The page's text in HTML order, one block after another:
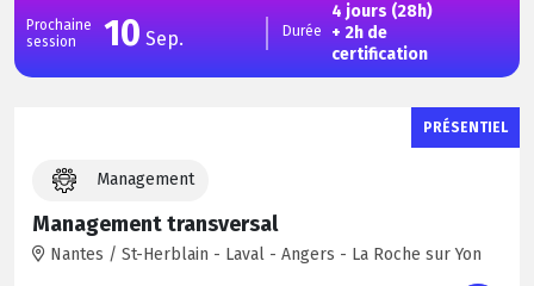
Prochaine
session
10 Sep. Durée
4 jours (28h)
+ 2h de
certification
PRÉSENTIEL
Management
Management transversal
Nantes / St-Herblain - Laval - Angers - La Roche sur Yon